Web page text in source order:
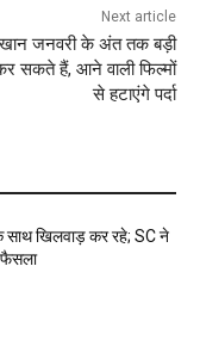
Next article
जनवरी के अंत तक बड़ी
सकते हैं, आने वाली फिल्मों
से हटाएंगे पर्दा
साथ खिलवाड़ कर रहे; SC ने
फैसला